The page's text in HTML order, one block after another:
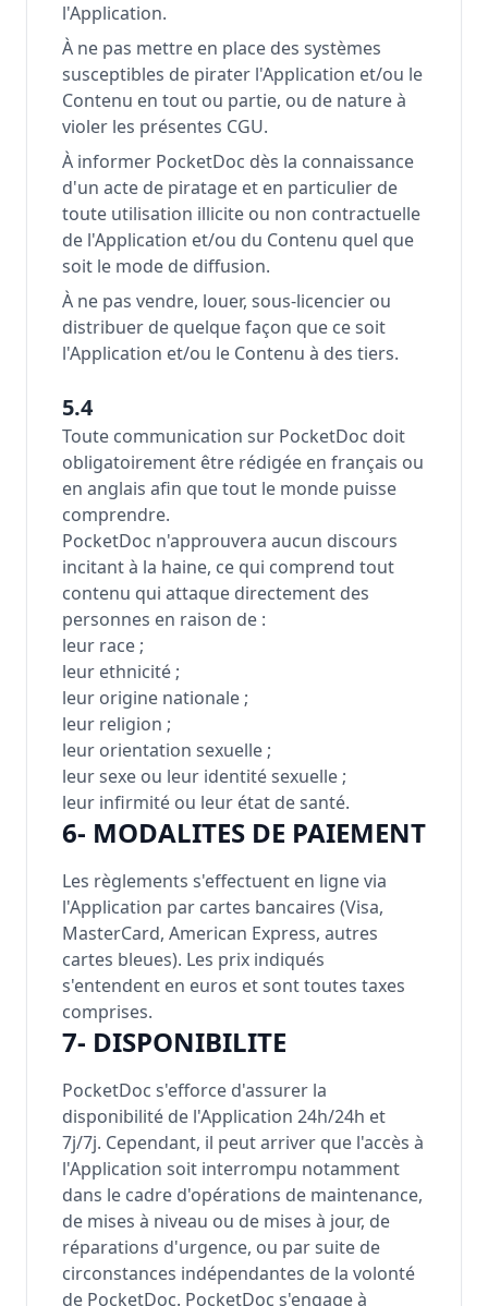
l'Application.
À ne pas mettre en place des systèmes
susceptibles de pirater l'Application et/ou le
Contenu en tout ou partie, ou de nature à
violer les présentes CGU.
À informer PocketDoc dès la connaissance
d'un acte de piratage et en particulier de
toute utilisation illicite ou non contractuelle
de l'Application et/ou du Contenu quel que
soit le mode de diffusion.
À ne pas vendre, louer, sous-licencier ou
distribuer de quelque façon que ce soit
l'Application et/ou le Contenu à des tiers.
5.4
Toute communication sur PocketDoc doit
obligatoirement être rédigée en français ou
en anglais afin que tout le monde puisse
comprendre.
PocketDoc n'approuvera aucun discours
incitant à la haine, ce qui comprend tout
contenu qui attaque directement des
personnes en raison de :
leur race ;
leur ethnicité ;
leur origine nationale ;
leur religion ;
leur orientation sexuelle ;
leur sexe ou leur identité sexuelle ;
leur infirmité ou leur état de santé.
6- MODALITES DE PAIEMENT
Les règlements s'effectuent en ligne via
l'Application par cartes bancaires (Visa,
MasterCard, American Express, autres
cartes bleues). Les prix indiqués
s'entendent en euros et sont toutes taxes
comprises.
7- DISPONIBILITE
PocketDoc s'efforce d'assurer la
disponibilité de l'Application 24h/24h et
7j/7j. Cependant, il peut arriver que l'accès à
l'Application soit interrompu notamment
dans le cadre d'opérations de maintenance,
de mises à niveau ou de mises à jour, de
réparations d'urgence, ou par suite de
circonstances indépendantes de la volonté
de PocketDoc. PocketDoc s'engage à